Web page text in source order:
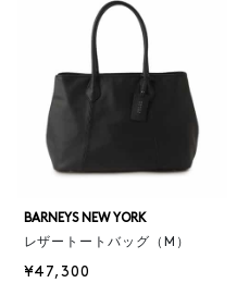
BARNEYS NEW YORK
レザートートバッグ（M）
¥47,300